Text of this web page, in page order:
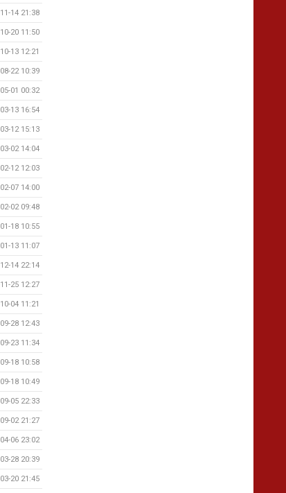
14 21:38
20 11:50
13 12:21
22 10:39
01 00:32
13 16:54
12 15:13
02 14:04
12 12:03
07 14:00
02 09:48
18 10:55
13 11:07
14 22:14
25 12:27
04 11:21
28 12:43
23 11:34
18 10:58
18 10:49
05 22:33
02 21:27
06 23:02
28 20:39
20 21:45